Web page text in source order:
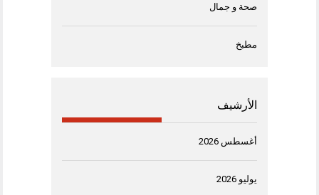
صحة و جمال
مطبخ
الأرشيف
أغسطس 2026
يوليو 2026